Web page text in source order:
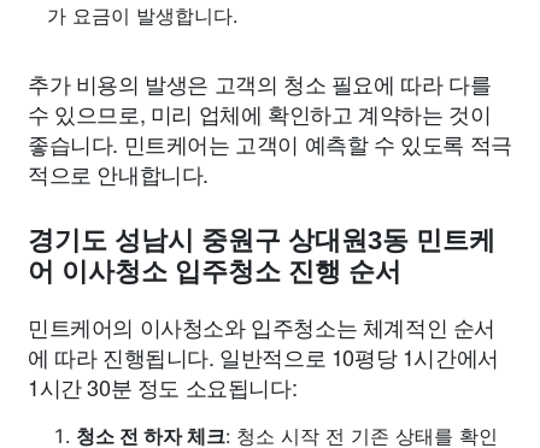
가 요금이 발생합니다.
추가 비용의 발생은 고객의 청소 필요에 따라 다를
수 있으므로, 미리 업체에 확인하고 계약하는 것이
좋습니다. 민트케어는 고객이 예측할 수 있도록 적극
적으로 안내합니다.
경기도 성남시 중원구 상대원3동 민트케
어 이사청소 입주청소 진행 순서
민트케어의 이사청소와 입주청소는 체계적인 순서
에 따라 진행됩니다. 일반적으로 10평당 1시간에서
1시간 30분 정도 소요됩니다:
청소 전 하자 체크: 청소 시작 전 기존 상태를 확인